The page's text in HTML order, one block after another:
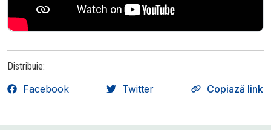
Distribuie:
Facebook Twitter Copiază link